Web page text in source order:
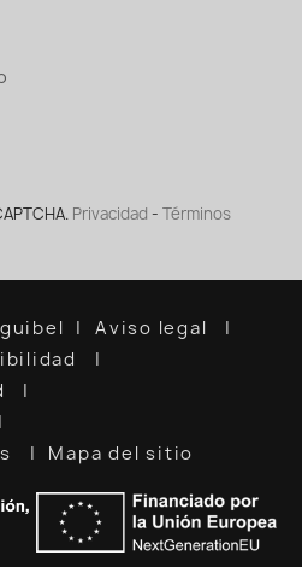
Privacidad - Términos
Aviso legal
Mapa del sitio